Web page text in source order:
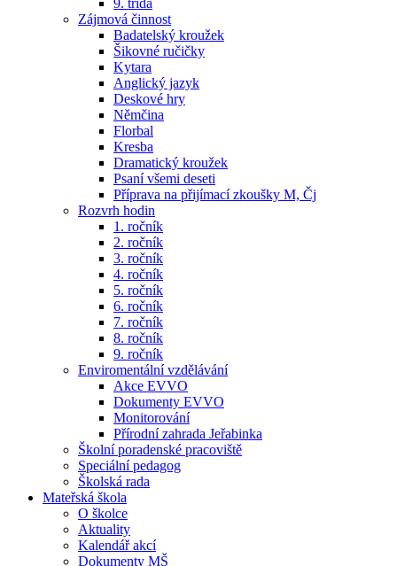
9. třída
Zájmová činnost
Badatelský kroužek
Šikovné ručičky
Kytara
Anglický jazyk
Deskové hry
Němčina
Florbal
Kresba
Dramatický kroužek
Psaní všemi deseti
Příprava na přijímací zkoušky M, Čj
Rozvrh hodin
1. ročník
2. ročník
3. ročník
4. ročník
5. ročník
6. ročník
7. ročník
8. ročník
9. ročník
Enviromentální vzdělávání
Akce EVVO
Dokumenty EVVO
Monitorování
Přírodní zahrada Jeřabinka
Školní poradenské pracoviště
Speciální pedagog
Školská rada
Mateřská škola
O školce
Aktuality
Kalendář akcí
Dokumenty MŠ